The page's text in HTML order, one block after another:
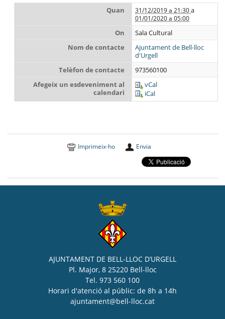
Quan 31/12/2019 a 21:30a
01/01/2020 a 05:00
On
Sala Cultural
Nom de contacte
Ajuntament de Bell-lloc
d'Urgell
Telèfon de contacte
973560100
Afegeix un esdeveniment al
calendari
vCal
iCal
Imprimeix-ho Envia
AJUNTAMENT DE BELL-LLOC D’URGELL
Pl. Major, 8 25220 Bell-lloc
Tel. 973 560 100
Horari d'atenció al públic: de 8h a 14h
ajuntament@bell-lloc.cat